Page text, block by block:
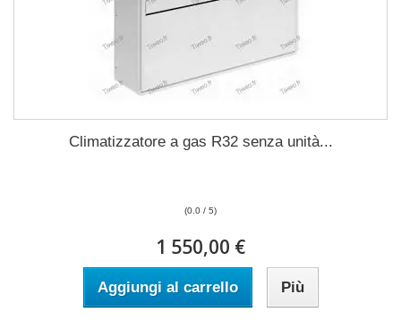
Climatizzatore a gas R32 senza unità...
(0.0 / 5)
1 550,00 €
Aggiungi al carrello Più